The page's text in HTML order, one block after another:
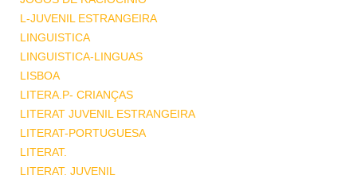
L-JUVENIL ESTRANGEIRA
LINGUISTICA
LINGUISTICA-LINGUAS
LISBOA
LITERA.P- CRIANÇAS
LITERAT JUVENIL ESTRANGEIRA
LITERAT-PORTUGUESA
LITERAT.
LITERAT. JUVENIL